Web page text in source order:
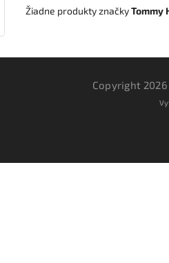
Žiadne produkty značkyTommy
Copyright 2026